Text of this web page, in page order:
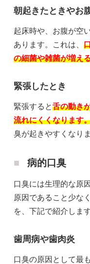
朝起きたときやお
起床時や、お腹が空
あります。これは、
の細菌や雑菌が増え
緊張したとき
緊張すると舌の動き
流れにくくなります
臭が起きやすくなりま
病的口臭
口臭には生理的な原
原因であること少な
を、下記で紹介します
歯周病や歯肉炎
口臭の原因として最